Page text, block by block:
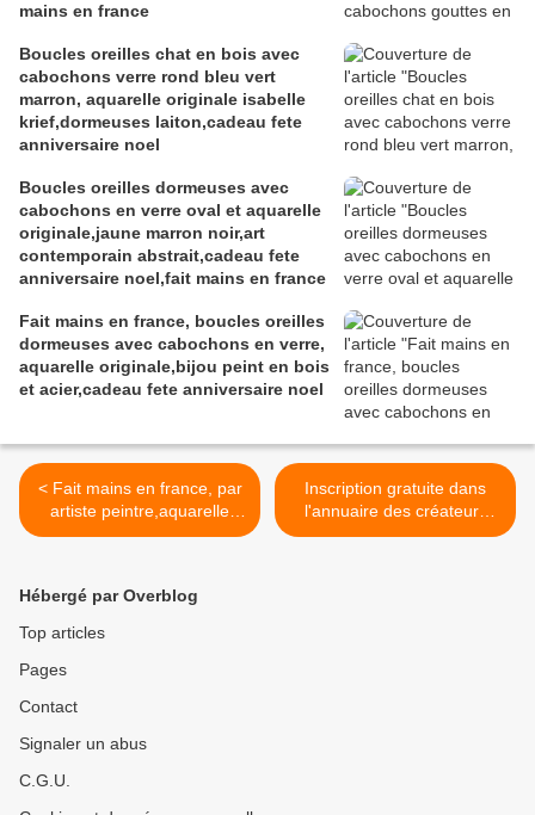
mains en france
Boucles oreilles chat en bois avec
cabochons verre rond bleu vert
marron, aquarelle originale isabelle
krief,dormeuses laiton,cadeau fete
anniversaire noel
Boucles oreilles dormeuses avec
cabochons en verre oval et aquarelle
originale,jaune marron noir,art
contemporain abstrait,cadeau fete
anniversaire noel,fait mains en france
Fait mains en france, boucles oreilles
dormeuses avec cabochons en verre,
aquarelle originale,bijou peint en bois
et acier,cadeau fete anniversaire noel
< Fait mains en france, par
artiste peintre,aquarelle
originale isabelle k,bleu
noir,boucles oreilles
gothique,art deco art
victorien,cadeau fete
anniversaire,fashion
Inscription gratuite dans
l'annuaire des créateurs
artisans artistes du fait
Hébergé par Overblog
Top articles
Pages
Contact
Signaler un abus
C.G.U.